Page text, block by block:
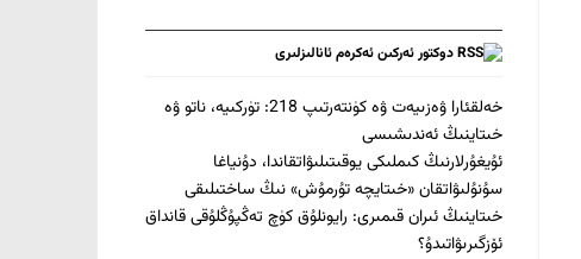
دوكتور ئەركىن ئەكرەم ئانالىزلىرى
خەلقئارا ۋەزىيەت ۋە كۈنتەرتىپ 218: تۈركىيە، ناتو ۋە
خىتاينىڭ ئەندىشىسى
ئۇيغۇرلارنىڭ كىملىكى يوقىتىلىۋاتقاندا، دۇنياغا
سۇنۇلىۋاتقان «خىتايچە تۇرمۇش» نىڭ ساختىلىقى
خىتاينىڭ ئىران قىمىرى: رايونلۇق كۈچ تەڭپۇڭلۇقى قانداق
ئۆزگىرىۋاتىدۇ؟